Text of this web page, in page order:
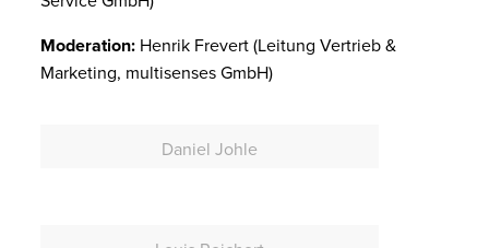
Moderation:Henrik Frevert (Leitung Vertrieb &
Marketing, multisenses GmbH)
Daniel Johle